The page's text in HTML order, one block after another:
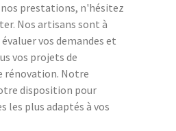
prestations, n'hésitez
Nos artisans sont à
vos demandes et
vos projets de
rénovation. Notre
disposition pour
les plus adaptés à vos